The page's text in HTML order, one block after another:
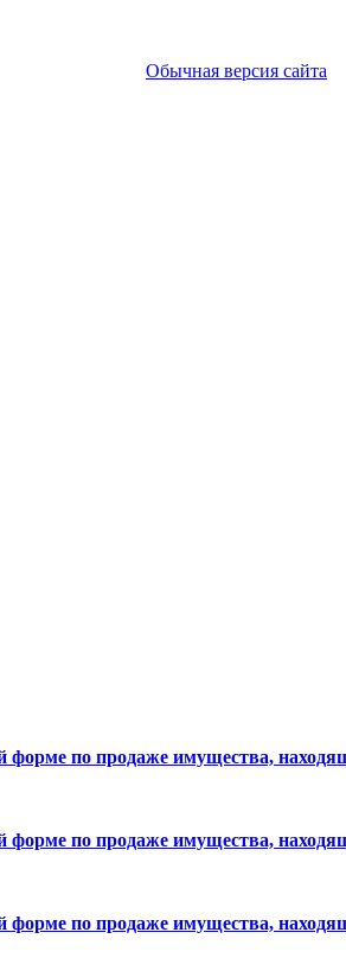
Обычная версия сайта
форме по продаже имущества,
форме по продаже имущества,
форме по продаже имущества,